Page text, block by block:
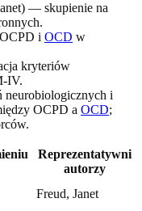
— skupienie na
i OCD w
kryteriów
IV.
neurobiologicznych i
OCPD a OCD;
Reprezentatywni
autorzy
Freud, Janet